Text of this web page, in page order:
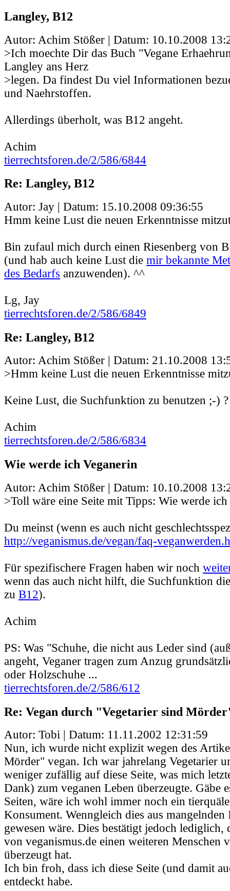
Langley, B12
Autor: Achim Stößer | Datum: 10.10.2008
>Ich moechte Dir das Buch "Vegane
Langley ans Herz
>legen. Da findest Du viel Informationen
und Naehrstoffen.
Allerdings überholt, was B12 angeht.
Achim
tierrechtsforen.de/2/586/6844
Re: Langley, B12
Autor: Jay | Datum: 15.10.2008 09:36:55
Hmm keine Lust die neuen Erkenntnisse
Bin zufaul mich durch einen Riesenberg von
(und hab auch keine Lust die mir bekannte
des Bedarfs anzuwenden). ^^
Lg, Jay
tierrechtsforen.de/2/586/6849
Re: Langley, B12
Autor: Achim Stößer | Datum: 21.10.2008
>Hmm keine Lust die neuen Erkenntnisse
Keine Lust, die Suchfunktion zu benutzen ;-) ?
Achim
tierrechtsforen.de/2/586/6834
Wie werde ich Veganerin
Autor: Achim Stößer | Datum: 10.10.2008
>Toll wäre eine Seite mit Tipps: Wie werde
Du meinst (wenn es auch nicht
http://veganismus.de/vegan/faq-
Für spezifischere Fragen haben wir noch
wenn das auch nicht hilft, die Suchfunktion
zu B12).
Achim
PS: Was "Schuhe, die nicht aus Leder sind
angeht, Veganer tragen zum Anzug
oder Holzschuhe ...
tierrechtsforen.de/2/586/612
Re: Vegan durch "Vegetarier sind
Autor: Tobi | Datum: 11.11.2002 12:31:59
Nun, ich wurde nicht explizit wegen des
Mörder" vegan. Ich war jahrelang Vegetarier
weniger zufällig auf diese Seite, was mich
Dank) zum veganen Leben überzeugte. Gäbe
Seiten, wäre ich wohl immer noch ein
Konsument. Wenngleich dies aus
gewesen wäre. Dies bestätigt jedoch lediglich,
von veganismus.de einen weiteren Menschen
überzeugt hat.
Ich bin froh, dass ich diese Seite (und damit
entdeckt habe.